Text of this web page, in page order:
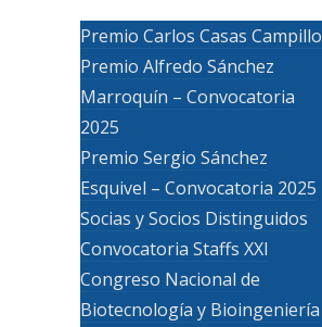
Premio Carlos Casas Campillo
Premio Alfredo Sánchez
Marroquín – Convocatoria
2025
Premio Sergio Sánchez
Esquivel – Convocatoria 2025
Socias y Socios Distinguidos
Convocatoria Staffs XXI
Congreso Nacional de
Biotecnología y Bioingeniería